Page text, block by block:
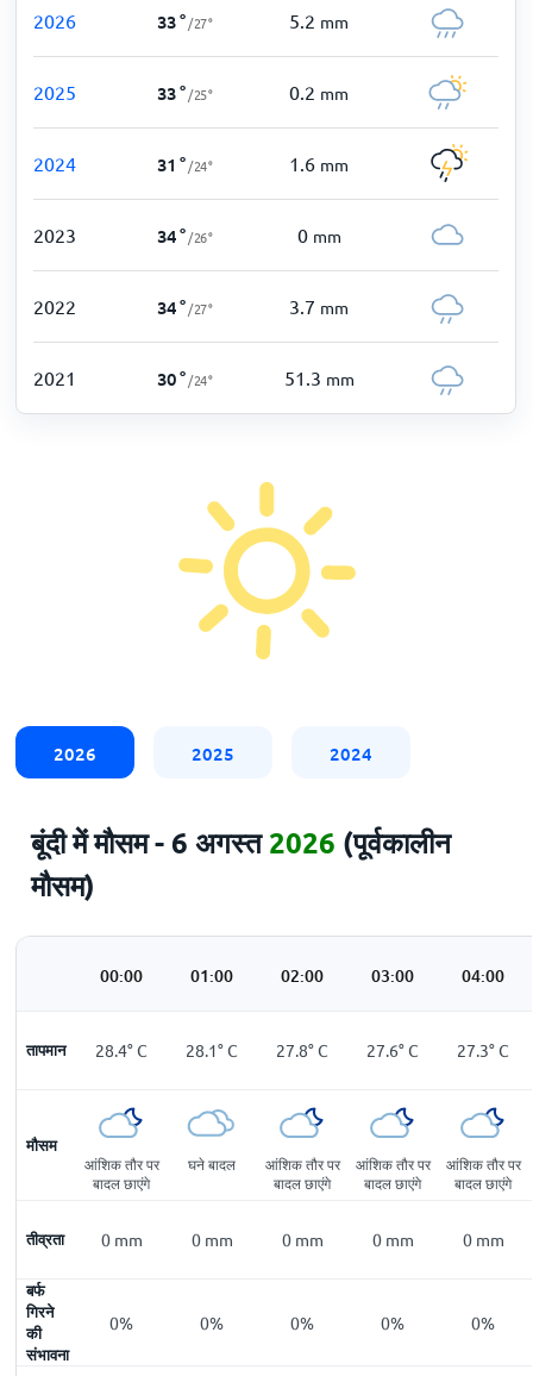
2026 33° /27° 5.2 mm
2025 33° /25° 0.2 mm
2024 31 ° /24° 1.6 mm
2023 34° /26° 0 mm
2022 34° /27° 3.7 mm
2021 30° /24° 51.3 mm
2026 2025 2024
बूंदी में मौसम - 6 अगस्त2026 (पूर्वकालीन
मौसम)
00:00 01:00 02:00 03:00 04:00
तापमान 28.4°C 28.1°C 27.8°C 27.6°C 27.3°C
मौसम
आंशिक तौर पर
बादल छाएंगे
घने बादल
आंशिक तौर पर
बादल छाएंगे
आंशिक तौर पर
बादल छाएंगे
आंशिक तौर पर
बादल छाएंगे
तीव्रता 0 mm 0 mm 0 mm 0 mm 0 mm
बर्फ
गिरने
की
संभावना
0% 0% 0% 0% 0%